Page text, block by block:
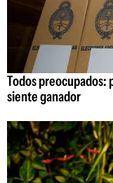
Todos preocupados:
siente ganador